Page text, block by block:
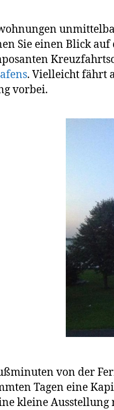
Sie einen Blick
. Vielleicht fährt
vorbei.
von der
Tagen eine
kleine Ausstellung